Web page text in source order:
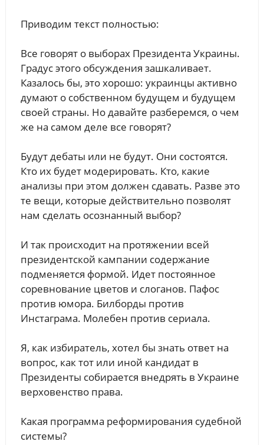
Приводим текст полностью:
Все говорят о выборах Президента Украины.
Градус этого обсуждения зашкаливает.
Казалось бы, это хорошо: украинцы активно
думают о собственном будущем и будущем
своей страны. Но давайте разберемся, о чем
же на самом деле все говорят?
Будут дебаты или не будут. Они состоятся.
Кто их будет модерировать. Кто, какие
анализы при этом должен сдавать. Разве это
те вещи, которые действительно позволят
нам сделать осознанный выбор?
И так происходит на протяжении всей
президентской кампании содержание
подменяется формой. Идет постоянное
соревнование цветов и слоганов. Пафос
против юмора. Билборды против
Инстаграма. Молебен против сериала.
Я, как избиратель, хотел бы знать ответ на
вопрос, как тот или иной кандидат в
Президенты собирается внедрять в Украине
верховенство права.
Какая программа реформирования судебной
системы?